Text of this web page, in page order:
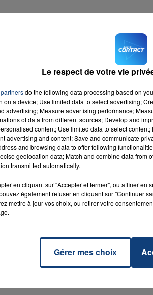
RADIO CONTACT
UNE ADOLESCENTE
OPÉRER DE LA
Le respect de votre vie
do the following data processing based on
on a device; Use limited data to select advertising;
advertising; Measure advertising performance;
of data from different sources; Develop and
content; Use limited data to select
advertising and content; Save and communicate
and browsing data to offer following
geolocation data; Match and combine data from
transmitted automatically.
en cliquant sur "Accepter et fermer", ou affiner
également refuser en cliquant sur "Continuer
mettre à jour vos choix, ou retirer votre
Gérer mes choix